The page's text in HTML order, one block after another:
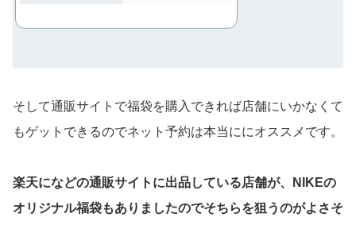
そして通販サイトで福袋を購入できれば店舗にいかなくて
もゲットできるのでネット予約は本当ににオススメです。
楽天になどの通販サイトに出品している店舗が、NIKEの
オリジナル福袋もありましたのでそちらを狙うのがよさそ